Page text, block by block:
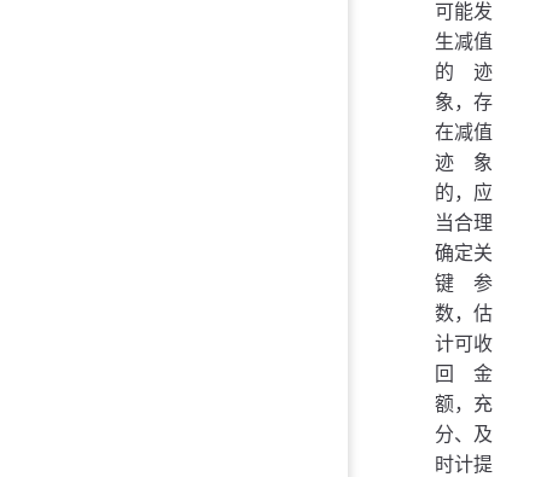
可能发
生减值
的迹
象，存
在减值
迹象
的，应
当合理
确定关
键参
数，估
计可收
回金
额，充
分、及
时计提